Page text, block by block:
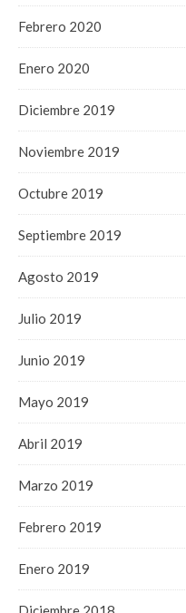
Febrero 2020
Enero 2020
Diciembre 2019
Noviembre 2019
Octubre 2019
Septiembre 2019
Agosto 2019
Julio 2019
Junio 2019
Mayo 2019
Abril 2019
Marzo 2019
Febrero 2019
Enero 2019